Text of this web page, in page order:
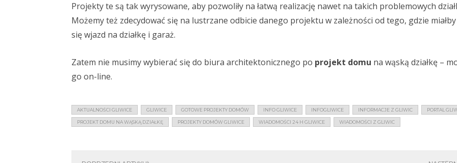
Projekty te są tak wyrysowane, aby pozwoliły na łatwą realizację nawet na takich problemowych
Możemy też zdecydować się na lustrzane odbicie danego projektu w zależności od tego, gdzie
się wjazd na działkę i garaż.
Zatem nie musimy wybierać się do biura architektonicznego po projekt domu na wąską działkę –
go on-line.
AKTUALNOŚCI GLIWICE GLIWICE GOTOWE PROJEKTY DOMÓW INFO GLIWICE INFOGLIWICE INFORMACJE Z GLIWIC PORTAL
PROJEKT DOMU NA WĄSKĄ DZIAŁKĘ PROJEKTY DOMÓW GLIWICE WIADOMOŚCI 24 H GLIWICE WIADOMOŚCI Z GLIWIC